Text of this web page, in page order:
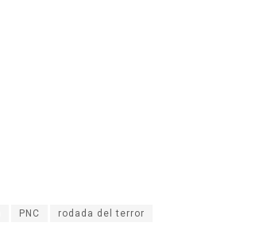
PNC rodada del terror